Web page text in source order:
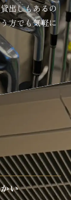
出しもあるの
方でも気軽に
い